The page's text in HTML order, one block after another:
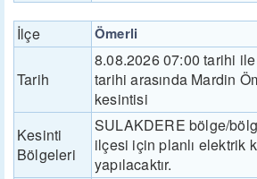
İlçe Ömerli
Tarih
8.08.2026 07:00 tarihi
tarihi arasında Mardin
kesintisi
Kesinti
Bölgeleri
SULAKDERE bölge/
ilçesi için planlı elektrik
yapılacaktır.